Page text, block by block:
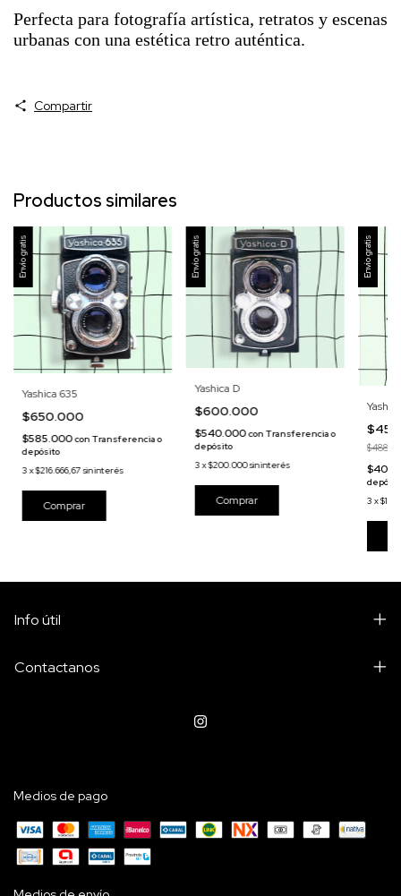
Perfecta para fotografía artística, retratos y escenas
urbanas con una estética retro auténtica.
Compartir
Productos similares
Envío gratis
Yashica 635
$650.000
$585.000con Transferencia o
depósito
3 x$216.666,67 sin interés
Envío gratis
Yashica D
$600.000
$540.000conTransferencia o
depósito
3x$200.000sin interés
Envío gratis
3 x
Info útil
Contactanos
Medios de pago